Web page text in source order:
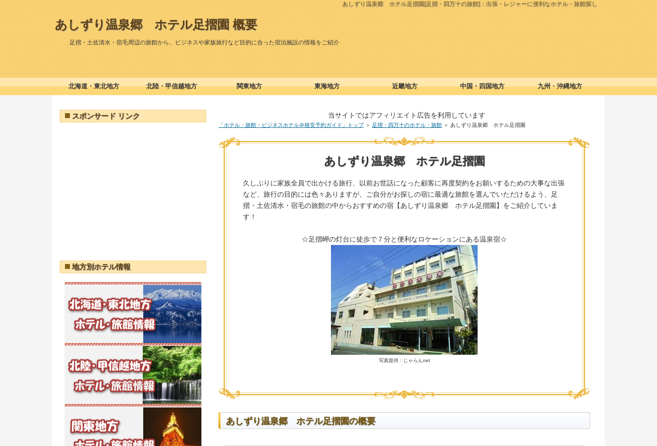
あしずり温泉郷 ホテル足摺園[足摺・四万十の旅館]：出張・レジャーに便利なホテル・旅館探し
あしずり温泉郷 ホテル足摺園 概要
足摺・土佐清水・宿毛周辺の旅館から、ビジネスや家族旅行など目的に合った宿泊施設の情報をご紹介
当サイトではアフィリエイト広告を利用しています
「ホテル・旅館・ビジネスホテル＠格安予約ガイド」トップ＞ 足摺・四万十のホテル・旅館 ＞ あしずり温泉郷 ホテル足摺園
あしずり温泉郷 ホテル足摺園
久しぶりに家族全員で出かける旅行、以前お世話になった顧客に再度契約をお願いするための大事な出張
など、旅行の目的には色々ありますが、ご自分がお探しの宿に最適な旅館を選んでいただけるよう、足
摺・土佐清水・宿毛の旅館の中からおすすめの宿【あしずり温泉郷 ホテル足摺園】をご紹介していま
す！
☆足摺岬の灯台に徒歩で７分と便利なロケーションにある温泉宿☆
写真提供：じゃらんnet
あしずり温泉郷 ホテル足摺園の概要
スポンサード リンク
地方別ホテル情報
北海道・東北地方 北陸・甲信越地方 関東地方 東海地方 近畿地方 中国・四国地方 九州・沖縄地方